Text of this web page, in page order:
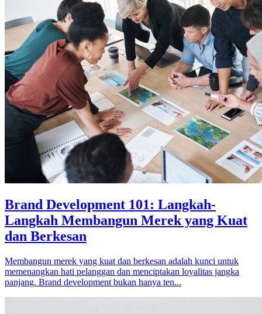
Brand Development 101: Langkah-
Langkah Membangun Merek yang Kuat
dan Berkesan
Membangun merek yang kuat dan berkesan adalah kunci untuk
memenangkan hati pelanggan dan menciptakan loyalitas jangka
panjang. Brand development bukan hanya ten...